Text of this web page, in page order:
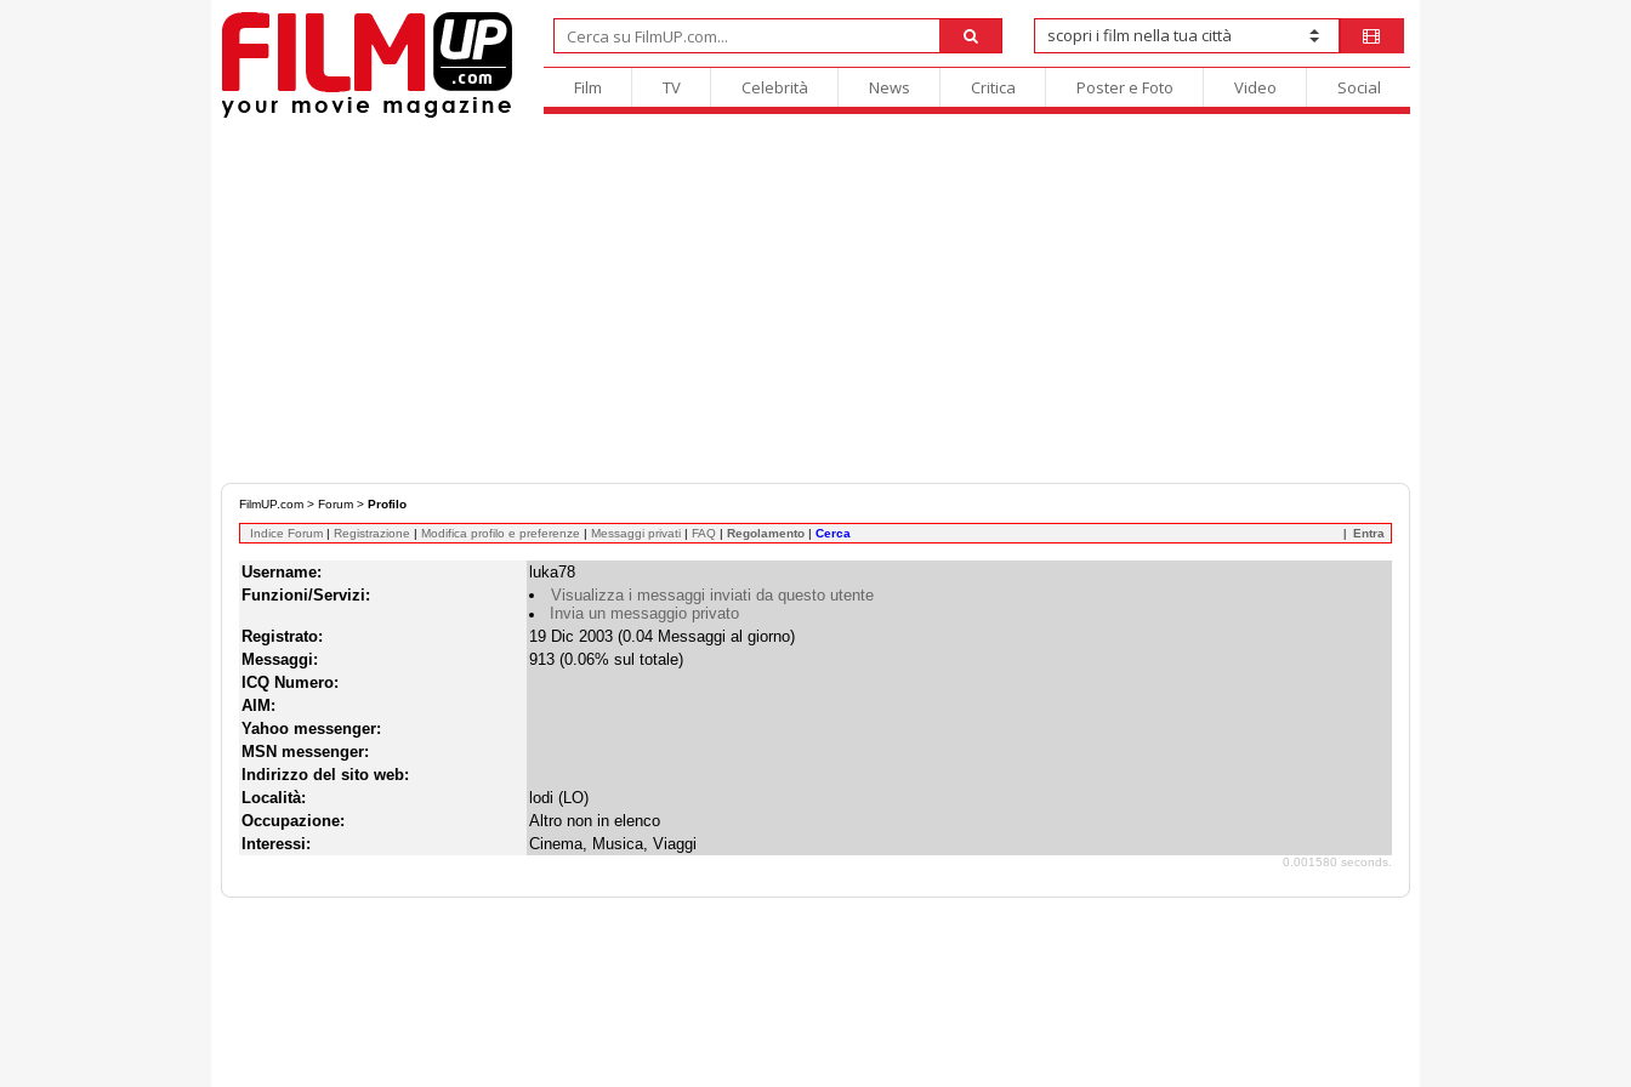
Film TV Celebrità News Critica Poster e Foto Video Social
FilmUP.com > Forum > Profilo
Indice Forum | Registrazione | Modifica profilo e preferenze | Messaggi privati | FAQ | Regolamento | Cerca Entra
Username:
luka78
Funzioni/Servizi:
Visualizza i messaggi inviati da questo utente
Invia un messaggio privato
Registrato:
19 Dic 2003 (0.04 Messaggi al giorno)
Messaggi:
913 (0.06% sul totale)
ICQ Numero:
AIM:
Yahoo messenger:
MSN messenger:
Indirizzo del sito web:
Località:
lodi (LO)
Occupazione:
Altro non in elenco
Interessi:
Cinema, Musica, Viaggi
0.001580 seconds.